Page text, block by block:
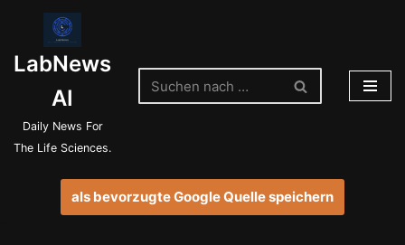
Inhalt
springen
LabNews
AI
Daily News For
The Life Sciences.
als bevorzugte Google Quelle speichern